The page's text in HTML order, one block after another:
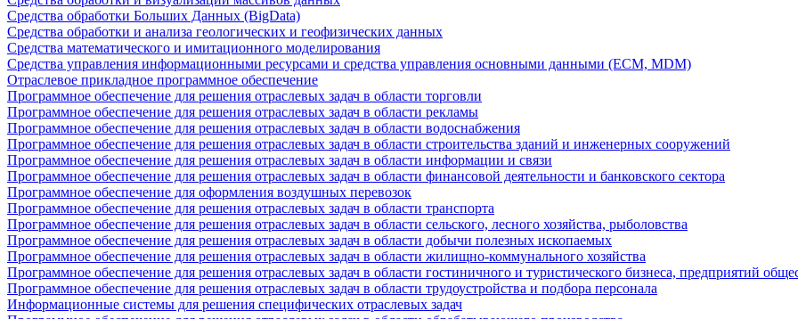
Средства обработки Больших Данных (BigData)
Средства обработки и анализа геологических и геофизических данных
Средства математического и имитационного моделирования
Средства управления информационными ресурсами и средства управления основными данными (ECM, MDM)
Отраслевое прикладное программное обеспечение
Программное обеспечение для решения отраслевых задач в области торговли
Программное обеспечение для решения отраслевых задач в области рекламы
Программное обеспечение для решения отраслевых задач в области водоснабжения
Программное обеспечение для решения отраслевых задач в области строительства зданий и инженерных сооружений
Программное обеспечение для решения отраслевых задач в области информации и связи
Программное обеспечение для решения отраслевых задач в области финансовой деятельности и банковского сектора
Программное обеспечение для оформления воздушных перевозок
Программное обеспечение для решения отраслевых задач в области транспорта
Программное обеспечение для решения отраслевых задач в области сельского, лесного хозяйства, рыболовства
Программное обеспечение для решения отраслевых задач в области добычи полезных ископаемых
Программное обеспечение для решения отраслевых задач в области жилищно-коммунального хозяйства
Программное обеспечение для решения отраслевых задач в области гостиничного и туристического бизнеса, предприятий
Программное обеспечение для решения отраслевых задач в области трудоустройства и подбора персонала
Информационные системы для решения специфических отраслевых задач